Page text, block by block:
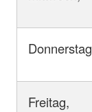
Freitag,